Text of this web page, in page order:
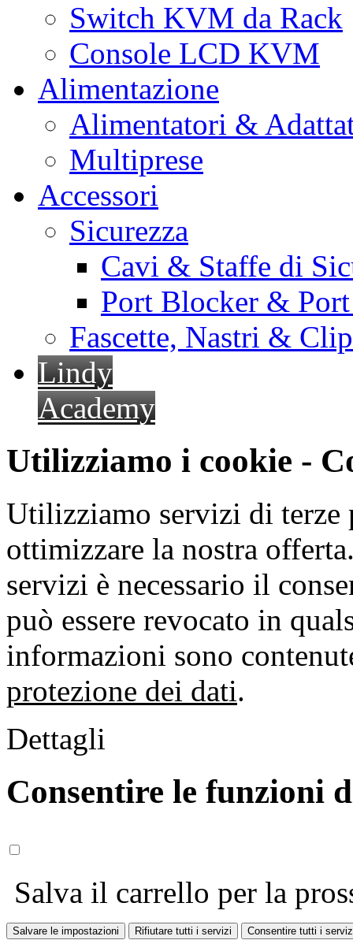
Switch KVM da Rack
Console LCD KVM
Alimentazione
Alimentatori &
Multiprese
Accessori
Sicurezza
Cavi & Staffe di
Port Blocker &
Fascette, Nastri &
Lindy
Academy
Utilizziamo i cookie -
Utilizziamo servizi di terze
ottimizzare la nostra
servizi è necessario il
può essere revocato in
informazioni sono
protezione dei dati.
Dettagli
Consentire le funzioni
Salva il carrello per la
Salvare le impostazioni Rifiutare tutti i servizi Consentire tutti i